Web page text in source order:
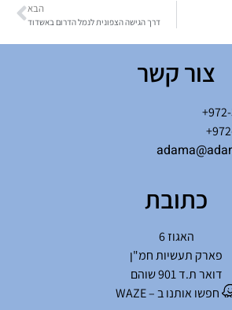
הבא
דרך הגישה הצפונית לנמל הדרום באשדוד
צור קשר
כתובת
האגוז 6
פארק תעשיות חמ"ן
דואר ת.ד 901 שוהם
חפשו אותנו ב – WAZE